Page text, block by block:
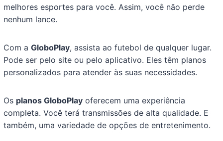
melhores esportes para você. Assim, você não perde
nenhum lance.
Com aGloboPlay, assista ao futebol de qualquer lugar.
Pode ser pelo site ou pelo aplicativo. Eles têm planos
personalizados para atender às suas necessidades.
Os planos GloboPlay oferecem uma experiência
completa. Você terá transmissões de alta qualidade. E
também, uma variedade de opções de entretenimento.